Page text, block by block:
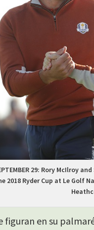
29: Rory
Ryder Cup at Le Golf
figuran en su